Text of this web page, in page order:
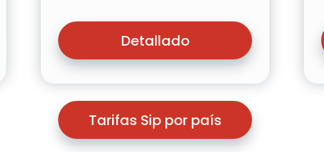
Detallado
Tarifas Sip por país